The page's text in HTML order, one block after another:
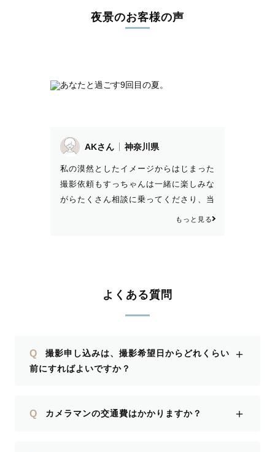
夜景のお客様の声
AKさん 神奈川県
私の漠然としたイメージからはじまった
撮影依頼もすっちゃんは一緒に楽しみな
がらたくさん相談に乗ってくださり、当
日の流れや撮影場所などのご提案もいく
や流れもとてもスムーズで、下見などの
またぜひお願いします♡
もっと見る
よくある質問
Q
撮影申し込みは、撮影希望日からどれくらい
前にすればよいですか？
＋
Q カメラマンの交通費はかかりますか？ ＋